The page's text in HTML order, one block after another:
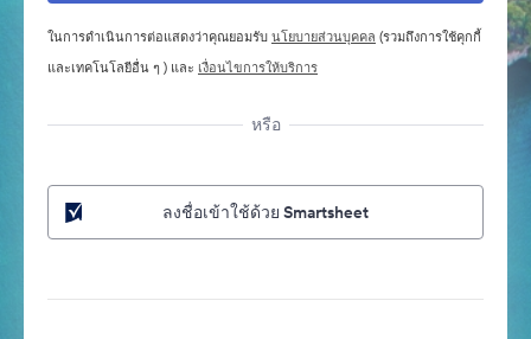
ในการดำเนินการต่อแสดงว่าคุณยอมรับนโยบายส่วนบุคคล (รวมถึงการใช้คุกกี้
และเทคโนโลยีอื่น ๆ ) และ เงื่อนไขการให้บริการ
หรือ
ลงชื่อเข้าใช้ด้วย Smartsheet